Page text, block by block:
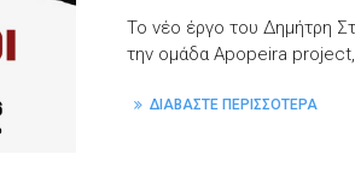
Το νέο έργο του Δημήτρη
την ομάδα Apopeira
ΔΙΑΒΑΣΤΕ ΠΕΡΙΣΣΟΤΕΡΑ